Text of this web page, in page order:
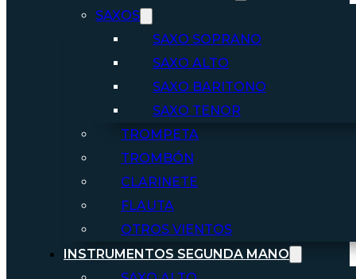
SAXOS
SAXO SOPRANO
SAXO ALTO
SAXO BARITONO
SAXO TENOR
TROMPETA
TROMBÓN
CLARINETE
FLAUTA
OTROS VIENTOS
INSTRUMENTOS SEGUNDA MANO